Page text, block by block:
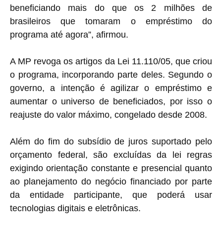
beneficiando mais do que os 2 milhões de
brasileiros que tomaram o empréstimo do
programa até agora”, afirmou.
A MP revoga os artigos da Lei 11.110/05, que criou
o programa, incorporando parte deles. Segundo o
governo, a intenção é agilizar o empréstimo e
aumentar o universo de beneficiados, por isso o
reajuste do valor máximo, congelado desde 2008.
Além do fim do subsídio de juros suportado pelo
orçamento federal, são excluídas da lei regras
exigindo orientação constante e presencial quanto
ao planejamento do negócio financiado por parte
da entidade participante, que poderá usar
tecnologias digitais e eletrônicas.